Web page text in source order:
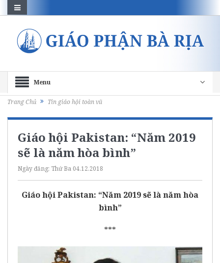
Menu
Trang Chủ Tin giáo hội toàn vũ
Giáo hội Pakistan: “Năm 2019
sẽ là năm hòa bình”
Ngày đăng: Thứ Ba 04.12.2018
Giáo hội Pakistan: “Năm 2019 sẽ là năm hòa
bình”
***